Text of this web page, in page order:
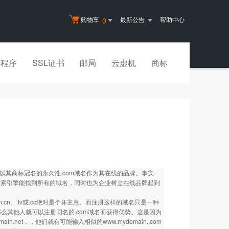
购物车 0 最新公告 帮助中心
序 SSL证书 邮局 云虚机 商标
其商标冠名的永久性.com域名作为其在线的品牌。事实
引擎能找到所有的域名，同时也为企业树立在线品牌起到
、.tv或.cc绝对是个坏主意。而注册这样的域名只是一种
其他人就可以注册同名的.com域名而获得优势。这是因为
，，他们就有可能输入相似的www.mydomain..com